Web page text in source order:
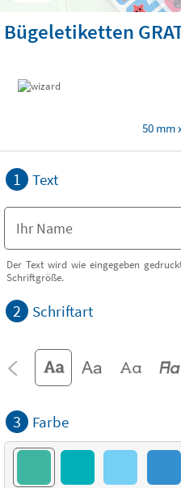
Bügeletiketten
50 mm
1 Text
Der Text wird wie eingegeben
Schriftgröße.
2 Schriftart
3 Farbe